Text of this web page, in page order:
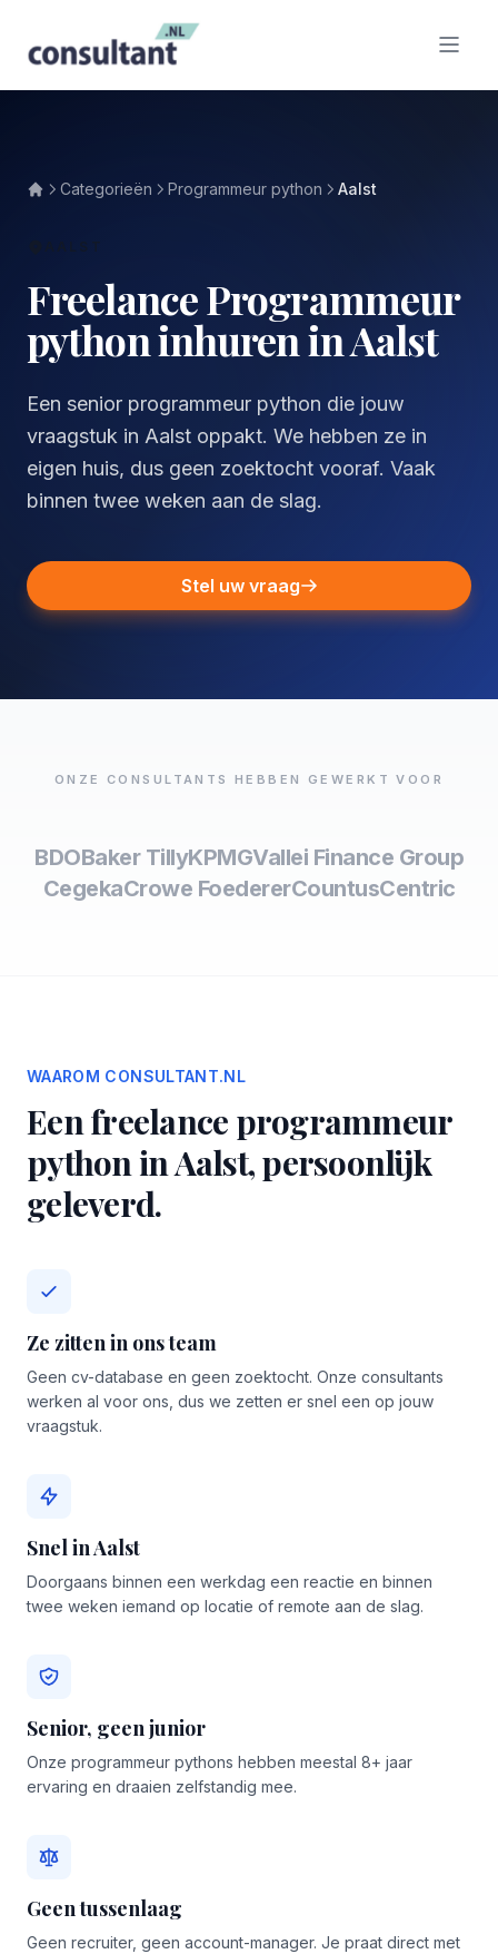
Categorieën Programmeur python Aalst
Freelance Programmeur
python inhuren in Aalst
Een senior programmeur python die jouw
vraagstuk in Aalst oppakt. We hebben ze in
eigen huis, dus geen zoektocht vooraf. Vaak
binnen twee weken aan de slag.
Stel uw vraag
ONZE CONSULTANTS HEBBEN GEWERKT VOOR
BDOBaker TillyKPMGVallei Finance Group
CegekaCrowe FoedererCountusCentric
WAAROM CONSULTANT.NL
Een freelance programmeur
python in Aalst, persoonlijk
geleverd.
Ze zitten in ons team
Geen cv-database en geen zoektocht. Onze consultants
werken al voor ons, dus we zetten er snel een op jouw
vraagstuk.
Snel in Aalst
Doorgaans binnen een werkdag een reactie en binnen
twee weken iemand op locatie of remote aan de slag.
Senior, geen junior
Onze programmeur pythons hebben meestal 8+ jaar
ervaring en draaien zelfstandig mee.
Geen tussenlaag
Geen recruiter, geen account-manager. Je praat direct met